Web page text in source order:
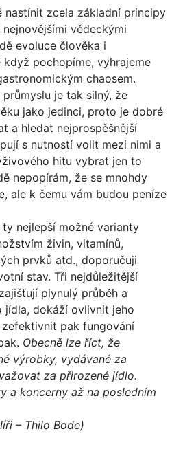
nastínit zcela základní principy
vědeckými
evoluce člověka i
pochopíme, vyhrajeme
chaosem.
je tak silný, že
jako jedinci, proto je dobré
a hledat nejprospěšnější
s nutností volit mezi nimi a
hitu vybrat jen to
nepopírám, že se mnohdy
ale k čemu vám budou peníze
nejlepší možné varianty
živin, vitamínů,
prvků atd., doporučuji
stav. Tři nejdůležitější
plynulý průběh a
jídla, dokáží ovlivnit jeho
pak fungování
Obecně lze říct, že
výrobky, vydávané za
za přirozené jídlo.
a koncerny až na posledním
– Thilo Bode)